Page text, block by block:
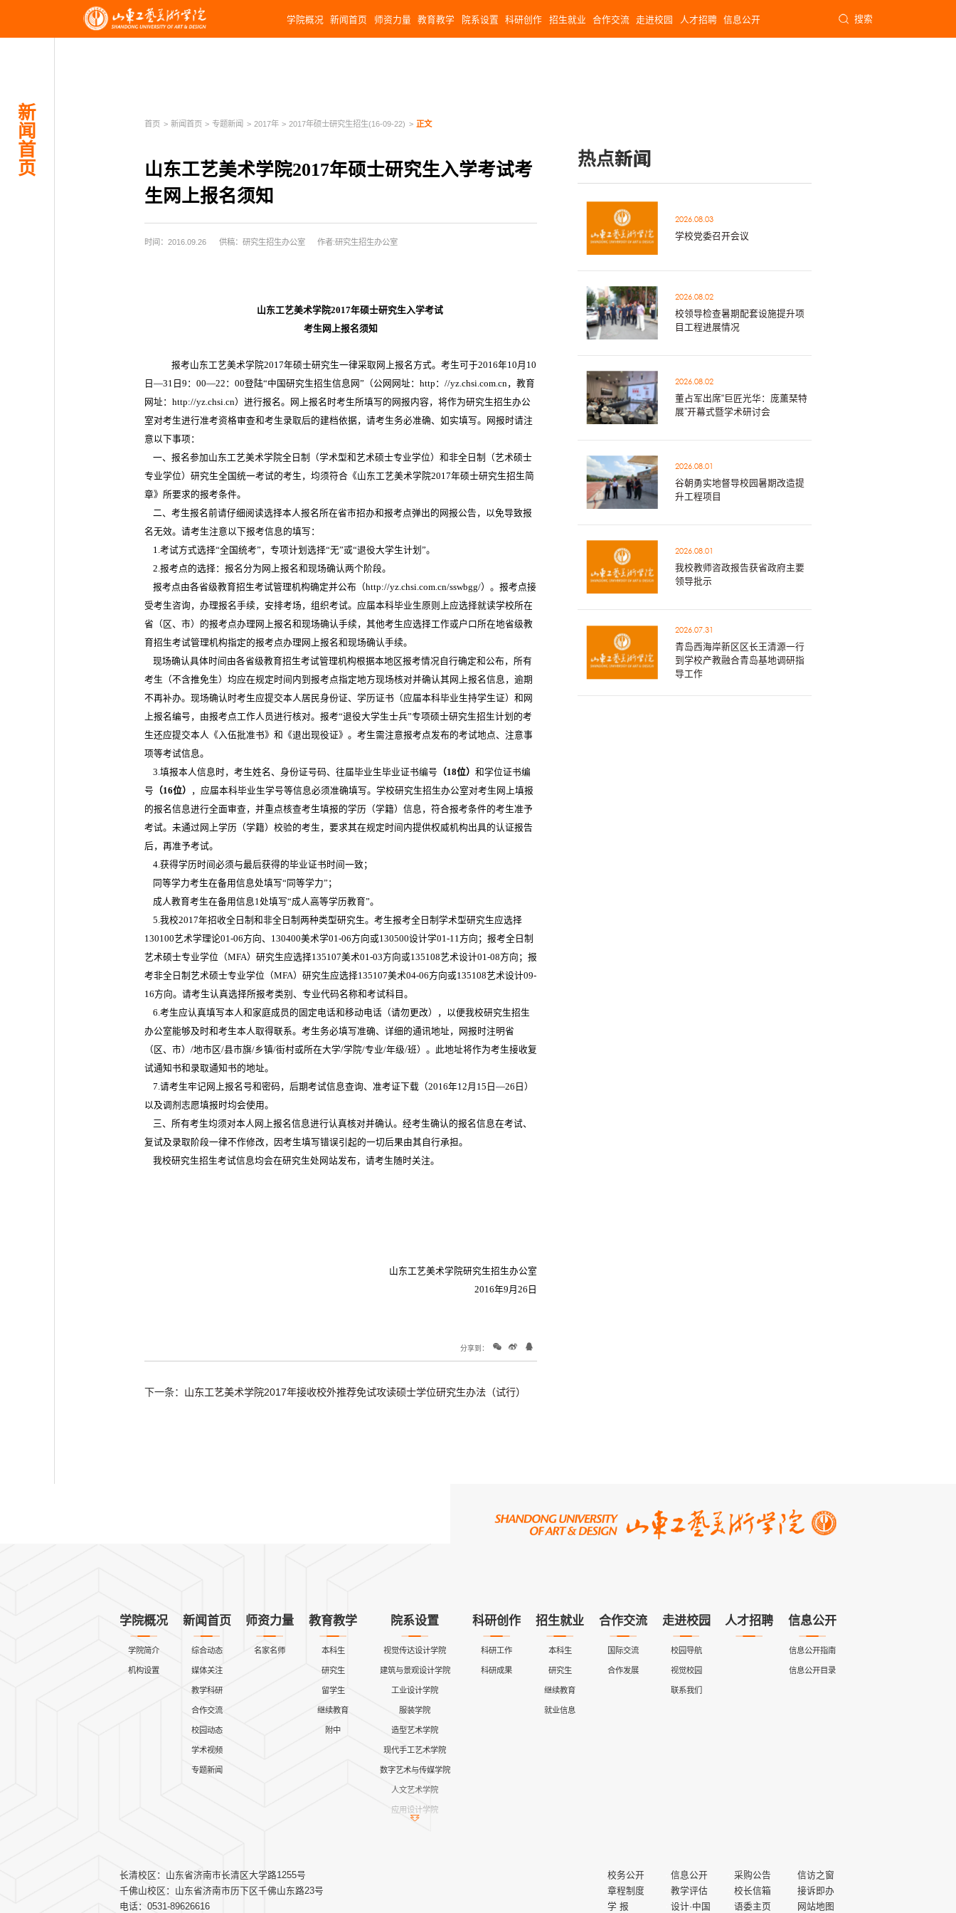
学院概况 新闻首页 师资力量 教育教学 院系设置 科研创作 招生就业 合作交流 走进校园 人才招聘 信息公开 搜索
新
闻
首
页
首页 > 新闻首页 > 专题新闻 > 2017年 > 2017年硕士研究生招生(16-09-22) > 正文
山东工艺美术学院2017年硕士研究生入学考试考
生网上报名须知
时间：2016.09.26 供稿：研究生招生办公室 作者:研究生招生办公室
山东工艺美术学院2017年硕士研究生入学考试
考生网上报名须知
报考山东工艺美术学院2017年硕士研究生一律采取网上报名方式。考生可于2016年10月10
日—31日9：00—22：00登陆“中国研究生招生信息网”（公网网址：http：//yz.chsi.com.cn，教育
网址：http://yz.chsi.cn）进行报名。网上报名时考生所填写的网报内容，将作为研究生招生办公
室对考生进行准考资格审查和考生录取后的建档依据，请考生务必准确、如实填写。网报时请注
意以下事项：
一、报名参加山东工艺美术学院全日制（学术型和艺术硕士专业学位）和非全日制（艺术硕士
专业学位）研究生全国统一考试的考生，均须符合《山东工艺美术学院2017年硕士研究生招生简
章》所要求的报考条件。
二、考生报名前请仔细阅读选择本人报名所在省市招办和报考点弹出的网报公告，以免导致报
名无效。请考生注意以下报考信息的填写：
1.考试方式选择“全国统考”，专项计划选择“无”或“退役大学生计划”。
2.报考点的选择：报名分为网上报名和现场确认两个阶段。
报考点由各省级教育招生考试管理机构确定并公布（http://yz.chsi.com.cn/sswbgg/）。报考点接
受考生咨询，办理报名手续，安排考场，组织考试。应届本科毕业生原则上应选择就读学校所在
省（区、市）的报考点办理网上报名和现场确认手续，其他考生应选择工作或户口所在地省级教
育招生考试管理机构指定的报考点办理网上报名和现场确认手续。
现场确认具体时间由各省级教育招生考试管理机构根据本地区报考情况自行确定和公布，所有
考生（不含推免生）均应在规定时间内到报考点指定地方现场核对并确认其网上报名信息，逾期
不再补办。现场确认时考生应提交本人居民身份证、学历证书（应届本科毕业生持学生证）和网
上报名编号，由报考点工作人员进行核对。报考“退役大学生士兵”专项硕士研究生招生计划的考
生还应提交本人《入伍批准书》和《退出现役证》。考生需注意报考点发布的考试地点、注意事
项等考试信息。
3.填报本人信息时，考生姓名、身份证号码、往届毕业生毕业证书编号 （18位）和学位证书编
号 （16位）
，应届本科毕业生学号等信息必须准确填写。学校研究生招生办公室对考生网上填报
的报名信息进行全面审查，并重点核查考生填报的学历（学籍）信息，符合报考条件的考生准予
考试。未通过网上学历（学籍）校验的考生，要求其在规定时间内提供权威机构出具的认证报告
后，再准予考试。
4.获得学历时间必须与最后获得的毕业证书时间一致；
同等学力考生在备用信息处填写“同等学力”；
成人教育考生在备用信息1处填写“成人高等学历教育”。
5.我校2017年招收全日制和非全日制两种类型研究生。考生报考全日制学术型研究生应选择
130100艺术学理论01-06方向、130400美术学01-06方向或130500设计学01-11方向；报考全日制
艺术硕士专业学位（MFA）研究生应选择135107美术01-03方向或135108艺术设计01-08方向；报
考非全日制艺术硕士专业学位（MFA）研究生应选择135107美术04-06方向或135108艺术设计09-
16方向。请考生认真选择所报考类别、专业代码名称和考试科目。
6.考生应认真填写本人和家庭成员的固定电话和移动电话（请勿更改），以便我校研究生招生
办公室能够及时和考生本人取得联系。考生务必填写准确、详细的通讯地址，网报时注明省
（区、市）/地市区/县市旗/乡镇/街村或所在大学/学院/专业/年级/班）。此地址将作为考生接收复
试通知书和录取通知书的地址。
7.请考生牢记网上报名号和密码，后期考试信息查询、准考证下载（2016年12月15日—26日）
以及调剂志愿填报时均会使用。
三、所有考生均须对本人网上报名信息进行认真核对并确认。经考生确认的报名信息在考试、
复试及录取阶段一律不作修改，因考生填写错误引起的一切后果由其自行承担。
我校研究生招生考试信息均会在研究生处网站发布，请考生随时关注。
山东工艺美术学院研究生招生办公室
2016年9月26日
分享到：
下一条： 山东工艺美术学院2017年接收校外推荐免试攻读硕士学位研究生办法（试行）
热点新闻
2026.08.03
学校党委召开会议
2026.08.02
校领导检查暑期配套设施提升项
目工程进展情况
2026.08.02
董占军出席“巨匠光华：庞薰琹特
展”开幕式暨学术研讨会
2026.08.01
谷朝勇实地督导校园暑期改造提
升工程项目
2026.08.01
我校教师咨政报告获省政府主要
领导批示
2026.07.31
青岛西海岸新区区长王清源一行
到学校产教融合青岛基地调研指
导工作
学院概况
学院简介
机构设置
新闻首页
综合动态
媒体关注
教学科研
合作交流
校园动态
学术视频
专题新闻
师资力量
名家名师
教育教学
本科生
研究生
留学生
继续教育
附中
院系设置
视觉传达设计学院
建筑与景观设计学院
工业设计学院
服装学院
造型艺术学院
现代手工艺术学院
数字艺术与传媒学院
人文艺术学院
应用设计学院
科研创作
科研工作
科研成果
招生就业
本科生
研究生
继续教育
就业信息
合作交流
国际交流
合作发展
走进校园
校园导航
视觉校园
联系我们
人才招聘 信息公开
信息公开指南
信息公开目录
长清校区：山东省济南市长清区大学路1255号
千佛山校区：山东省济南市历下区千佛山东路23号
电话：0531-89626616
校务公开 信息公开 采购公告
信访之窗
章程制度
教学评估 校长信箱
接诉即办
学 报
设计·中国 语委主页 网站地图